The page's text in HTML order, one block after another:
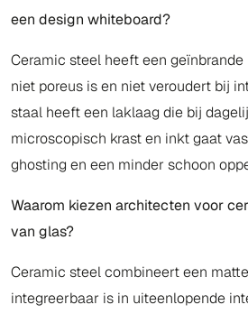
een design whiteboard?
Ceramic steel heeft een
niet poreus is en niet veroudert bij
staal heeft een laklaag die bij
microscopisch krast en inkt gaat
ghosting en een minder schoon
Waarom kiezen architecten voor
van glas?
Ceramic steel combineert een
integreerbaar is in uiteenlopende